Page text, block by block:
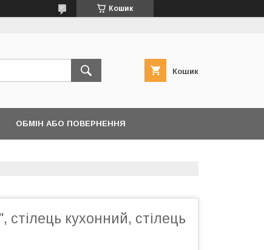
Кошик
Кошик
ОБМІН АБО ПОВЕРНЕННЯ
стілець кухонний, стілець